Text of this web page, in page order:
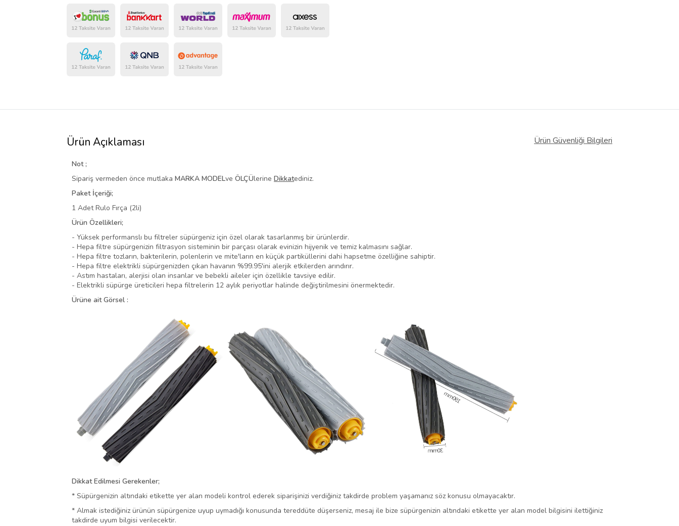
Ürün Açıklaması Ürün Güvenliği Bilgileri
Not ;
Sipariş vermeden önce mutlaka MARKA MODELve ÖLÇÜlerine Dikkatediniz.
Paket İçeriği;
1 Adet Rulo Fırça (2li)
Ürün Özellikleri;
- Yüksek performanslı bu filtreler süpürgeniz için özel olarak tasarlanmış bir ürünlerdir.
- Hepa filtre süpürgenizin filtrasyon sisteminin bir parçası olarak evinizin hijyenik ve temiz kalmasını sağlar.
- Hepa filtre tozların, bakterilerin, polenlerin ve mite'ların en küçük partiküllerini dahi hapsetme özelliğine sahiptir.
- Hepa filtre elektrikli süpürgenizden çıkan havanın %99.95'ini alerjik etkilerden arındırır.
- Astım hastaları, alerjisi olan insanlar ve bebekli aileler için özellikle tavsiye edilir.
- Elektrikli süpürge üreticileri hepa filtrelerin 12 aylık periyotlar halinde değiştirilmesini önermektedir.
Ürüne ait Görsel :
Dikkat Edilmesi Gerekenler;
* Süpürgenizin altındaki etikette yer alan modeli kontrol ederek siparişinizi verdiğiniz takdirde problem yaşamanız söz konusu olmayacaktır.
* Almak istediğiniz ürünün süpürgenize uyup uymadığı konusunda tereddüte düşerseniz, mesaj ile bize süpürgenizin altındaki etikette yer alan model bilgisini ilettiğiniz
takdirde uyum bilgisi verilecektir.